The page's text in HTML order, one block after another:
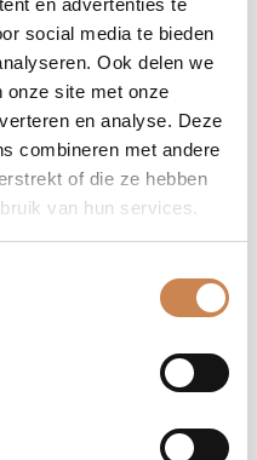
social media te bieden
Ook delen we
onze site met onze
en analyse. Deze
combineren met andere
of die ze hebben
van hun services.